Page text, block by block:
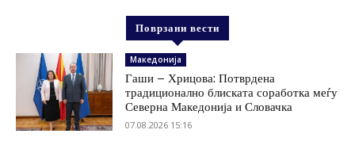
Поврзани вести
Македонија
Гаши – Хрицова: Потврдена
традиционално блиската соработка меѓу
Северна Македонија и Словачка
07.08.2026 15:16